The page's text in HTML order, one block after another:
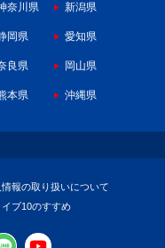
奈川県 新潟県
岡県 愛知県
良県 岡山県
本県 沖縄県
報の取り扱いについて
イブ10のすすめ